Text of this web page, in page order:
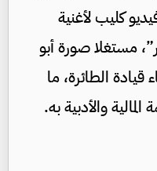
كليب لأغنية
مستغلا صورة أبو
الطائرة، ما
والأدبية به.